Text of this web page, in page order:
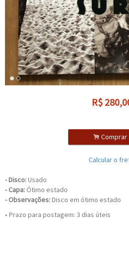
R$
. Comprar
Calcular o
-Disco:Usado
- Capa: Ótimo estado
- Observações:Disco em ótimo estado
• Prazo para postagem: 3 dias úteis